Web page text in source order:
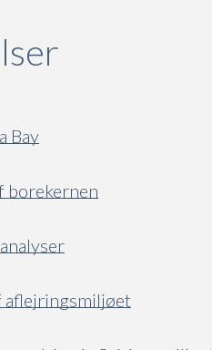
Bay
borekernen
aflejringsmiljøet